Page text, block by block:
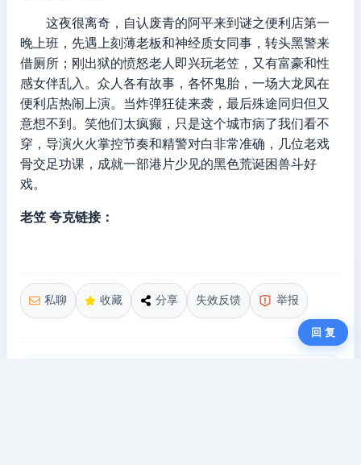
这夜很离奇，自认废青的阿平来到谜之便利店第一
晚上班，先遇上刻薄老板和神经质女同事，转头黑警来
借厕所；刚出狱的愤怒老人即兴玩老笠，又有富豪和性
感女伴乱入。众人各有故事，各怀鬼胎，一场大龙凤在
便利店热闹上演。当炸弹狂徒来袭，最后殊途同归但又
意想不到。笑他们太疯癫，只是这个城市病了我们看不
穿，导演火火掌控节奏和精警对白非常准确，几位老戏
骨交足功课，成就一部港片少见的黑色荒诞困兽斗好
戏。
老笠 夸克链接：
私聊 收藏 分享 失效反馈 举报
回 复